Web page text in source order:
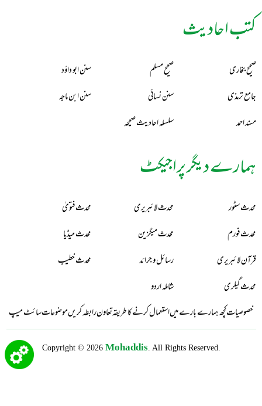
کتب احادیث
صحیح بخاری صحیح مسلم
سنن ابو داؤد
جامع ترمذی
سنن نسائی
سنن ابن ماجہ
مسند احمد
سلسلہ احادیث صحیحہ
ہمارے دیگر پراجیکٹ
محدث سٹور محدث لائبریری
محدث فتویٰ
محدث فورم
محدث میگزین
محدث میڈیا
قرآن لائبریری
رسائل و جرائد
محدث خطیب
محدث گیلری
شاملہ اردو
خصوصیاتکچھ ہمارے بارے میںاستعمال کرنے کا طریقہتعاونرابطہ کریںموضوعاتسائٹ میپ
Copyright © 2026 Mohaddis. All Rights Reserved.